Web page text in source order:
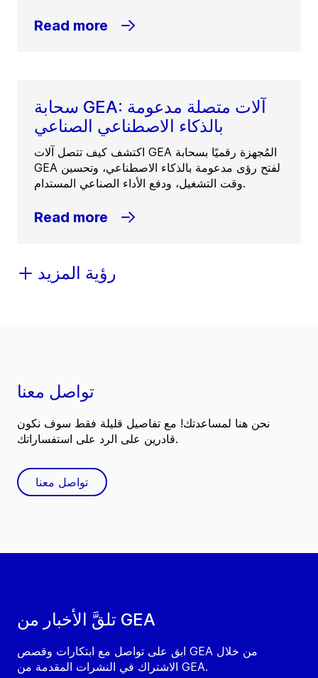
Read more
سحابة GEA: آلات متصلة مدعومة
بالذكاء الاصطناعي الصناعي
اكتشف كيف تتصل آلات GEA المُجهزة رقميًا بسحابة
GEA لفتح رؤى مدعومة بالذكاء الاصطناعي، وتحسين
وقت التشغيل، ودفع الأداء الصناعي المستدام.
Read more
رؤية المزيد
تلقَّ الأخبار من GEA
ابق على تواصل مع ابتكارات وقصص GEA من خلال
الاشتراك في النشرات المقدمة من GEA.
تواصل معنا
نحن هنا لمساعدتك! مع تفاصيل قليلة فقط سوف نكون
قادرين على الرد على استفساراتك.
تواصل معنا